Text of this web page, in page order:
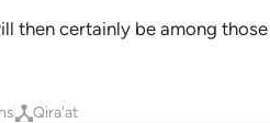
then certainly be among those
Qira'at